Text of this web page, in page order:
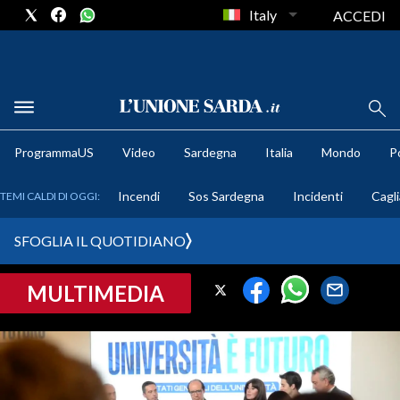
METEO
CRONACA SARDEGNA
PROVINCIA DI CAGLIARI
SULCIS IGLESIENTE
Italy ACCEDI
ProgrammaUS Video Sardegna Italia Mondo
TEMI CALDI DI OGGI: Incendi Sos Sardegna Incidenti
SFOGLIA IL QUOTIDIANO
MULTIMEDIA